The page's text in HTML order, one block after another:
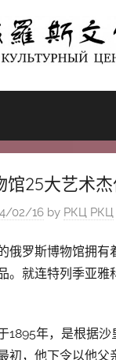
馆25大艺术
02/16 by РКЦ РКЦ
俄罗斯博物馆拥有
。就连特列季亚雅
1895年，是根据沙
初，他下令以他父